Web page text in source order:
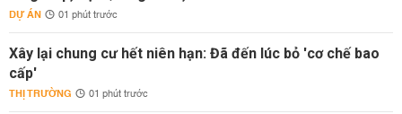
DỰ ÁN 01 phút trước
Xây lại chung cư hết niên hạn: Đã đến lúc bỏ 'cơ chế bao
cấp'
THỊ TRƯỜNG 01 phút trước